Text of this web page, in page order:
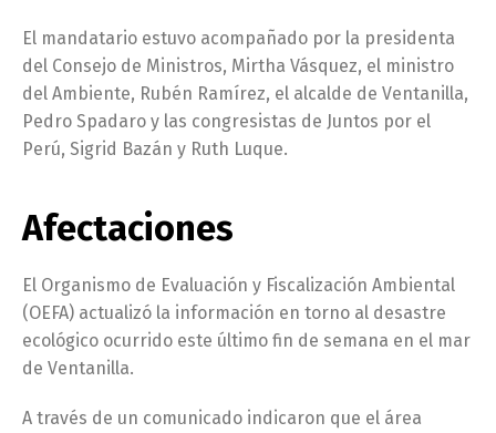
El mandatario estuvo acompañado por la presidenta
del Consejo de Ministros, Mirtha Vásquez, el ministro
del Ambiente, Rubén Ramírez, el alcalde de Ventanilla,
Pedro Spadaro y las congresistas de Juntos por el
Perú, Sigrid Bazán y Ruth Luque.
Afectaciones
El Organismo de Evaluación y Fiscalización Ambiental
(OEFA) actualizó la información en torno al desastre
ecológico ocurrido este último fin de semana en el mar
de Ventanilla.
A través de un comunicado indicaron que el área